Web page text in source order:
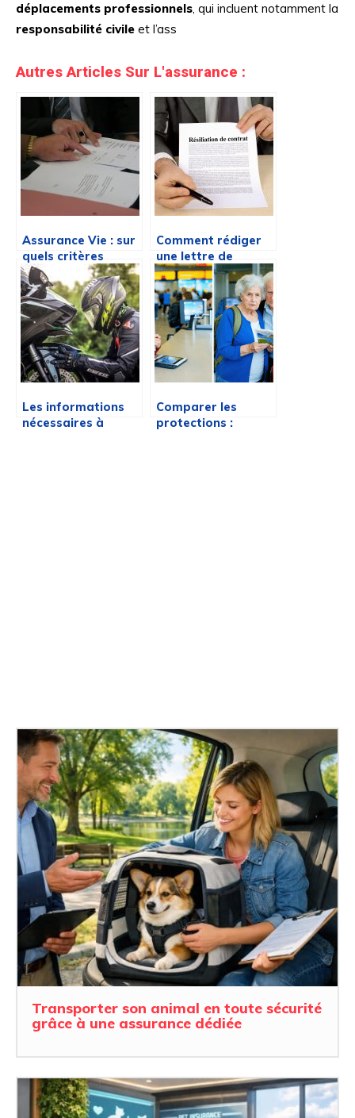
déplacements professionnels, qui incluent notamment la
responsabilité civile et l’ass
Autres Articles Sur L'assurance :
Assurance Vie : sur
quels critères
baser son choix ?
Comment rédiger
une lettre de
resiliation
d’assurance
habitation ?
Les informations
nécessaires à
Comparer les
protections :
Transporter son animal en toute sécurité
grâce à une assurance dédiée